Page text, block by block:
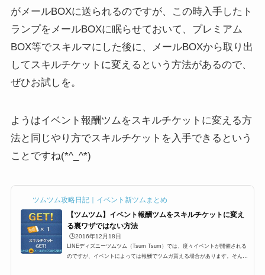
がメールBOXに送られるのですが、この時入手したト
ランプをメールBOXに眠らせておいて、プレミアム
BOX等でスキルマにした後に、メールBOXから取り出
してスキルチケットに変えるという方法があるので、
ぜひお試しを。
ようはイベント報酬ツムをスキルチケットに変える方
法と同じやり方でスキルチケットを入手できるという
ことですね(*^_^*)
ツムツム攻略日記｜イベント新ツムまとめ
【ツムツム】イベント報酬ツムをスキルチケットに変え
る裏ワザではない方法
🕒️2016年12月18日
LINEディズニーツムツム（Tsum Tsum）では、度々イベントが開催される
のですが、イベントによっては報酬でツムガ貰える場合があります。そんな